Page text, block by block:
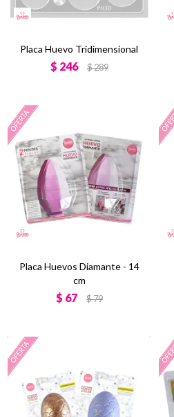
Placa Huevo Tridimensional
$ 246 $289
Placa Huevos Diamante - 14
cm
$ 67 $79